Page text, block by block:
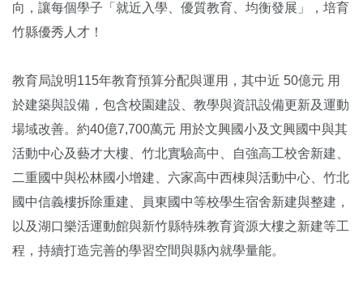
向，讓每個學子「就近入學、優質教育、均衡發展」，培育
竹縣優秀人才！
教育局說明115年教育預算分配與運用，其中近 50億元 用
於建築與設備，包含校園建設、教學與資訊設備更新及運動
場域改善。約40億7,700萬元 用於文興國小及文興國中與其
活動中心及藝才大樓、竹北實驗高中、自強高工校舍新建、
二重國中與松林國小增建、六家高中西棟與活動中心、竹北
國中信義樓拆除重建、員東國中等校學生宿舍新建與整建，
以及湖口樂活運動館與新竹縣特殊教育資源大樓之新建等工
程，持續打造完善的學習空間與縣內就學量能。